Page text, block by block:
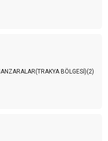
BÖLGESİ)(2)